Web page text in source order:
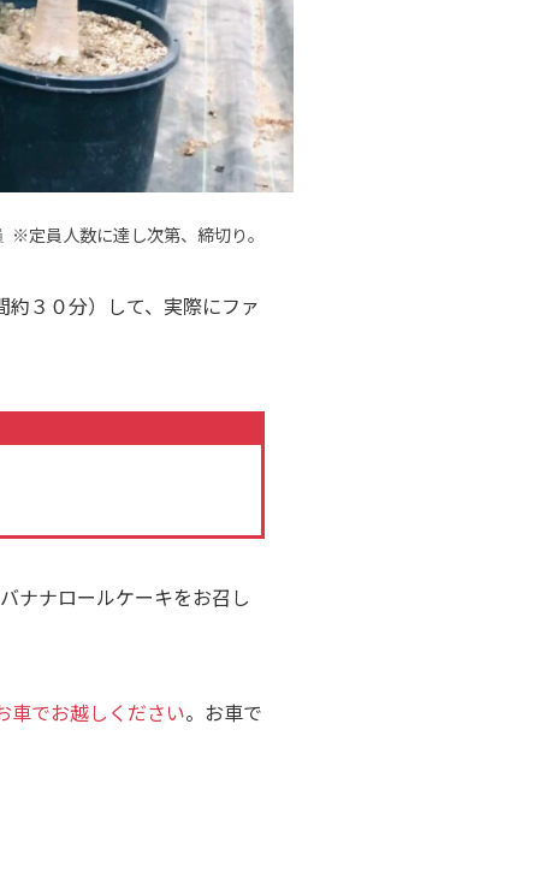
※定員人数に達し次第、締切り。
３０分）して、実際にファ
ナナロールケーキをお召し
車でお越しください。お車で